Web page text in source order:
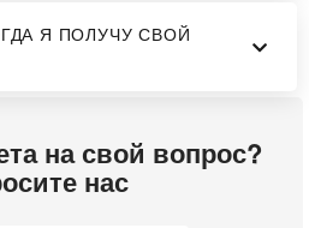
Я ПОЛУЧУ СВОЙ
на свой вопрос?
нас